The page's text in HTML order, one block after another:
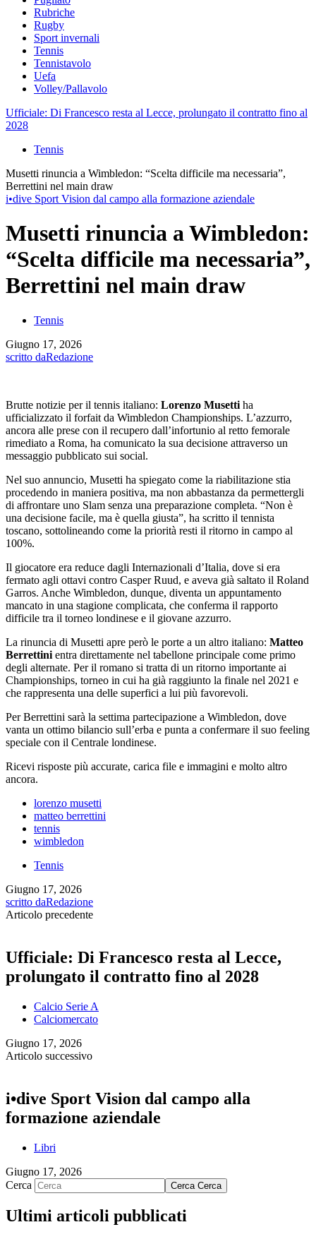
Rubriche
Rugby
Sport invernali
Tennis
Tennistavolo
Uefa
Volley/Pallavolo
Ufficiale: Di Francesco resta al Lecce, prolungato il contratto fino al
2028
Tennis
Musetti rinuncia a Wimbledon: “Scelta difficile ma necessaria”,
Berrettini nel main draw
i•dive Sport Vision dal campo alla formazione aziendale
Musetti rinuncia a Wimbledon:
“Scelta difficile ma necessaria”,
Berrettini nel main draw
Tennis
Giugno 17, 2026
scritto daRedazione
Brutte notizie per il tennis italiano: Lorenzo Musetti ha
ufficializzato il forfait da Wimbledon Championships. L’azzurro,
ancora alle prese con il recupero dall’infortunio al retto femorale
rimediato a Roma, ha comunicato la sua decisione attraverso un
messaggio pubblicato sui social.
Nel suo annuncio, Musetti ha spiegato come la riabilitazione stia
procedendo in maniera positiva, ma non abbastanza da permettergli
di affrontare uno Slam senza una preparazione completa. “Non è
una decisione facile, ma è quella giusta”, ha scritto il tennista
toscano, sottolineando come la priorità resti il ritorno in campo al
100%.
Il giocatore era reduce dagli Internazionali d’Italia, dove si era
fermato agli ottavi contro Casper Ruud, e aveva già saltato il Roland
Garros. Anche Wimbledon, dunque, diventa un appuntamento
mancato in una stagione complicata, che conferma il rapporto
difficile tra il torneo londinese e il giovane azzurro.
La rinuncia di Musetti apre però le porte a un altro italiano: Matteo
Berrettini entra direttamente nel tabellone principale come primo
degli alternate. Per il romano si tratta di un ritorno importante ai
Championships, torneo in cui ha già raggiunto la finale nel 2021 e
che rappresenta una delle superfici a lui più favorevoli.
Per Berrettini sarà la settima partecipazione a Wimbledon, dove
vanta un ottimo bilancio sull’erba e punta a confermare il suo feeling
speciale con il Centrale londinese.
Ricevi risposte più accurate, carica file e immagini e molto altro
ancora.
lorenzo musetti
matteo berrettini
tennis
wimbledon
Tennis
Giugno 17, 2026
scritto daRedazione
Articolo precedente
Ufficiale: Di Francesco resta al Lecce,
prolungato il contratto fino al 2028
Calcio Serie A
Calciomercato
Giugno 17, 2026
Articolo successivo
i•dive Sport Vision dal campo alla
formazione aziendale
Libri
Giugno 17, 2026
Cerca
Cerca Cerca
Ultimi articoli pubblicati